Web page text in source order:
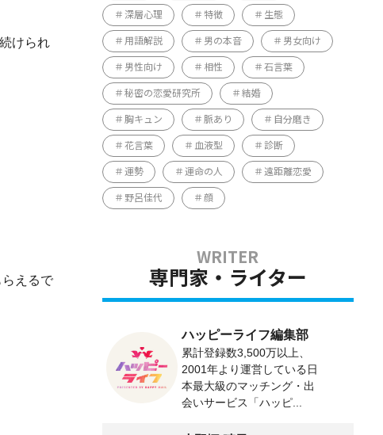
けられ
えるで
深層心理 特徴 生態
用語解説 男の本音 男女向け
男性向け 相性 石言葉
秘密の恋愛研究所 結婚
胸キュン 脈あり 自分磨き
花言葉 血液型 診断
運勢 運命の人 遠距離恋愛
野呂佳代 顔
専門家・ライター
ハッピーライフ編集部
累計登録数3,500万以上、
2001年より運営している日
本最大級のマッチング・出
会いサービス「ハッピ...